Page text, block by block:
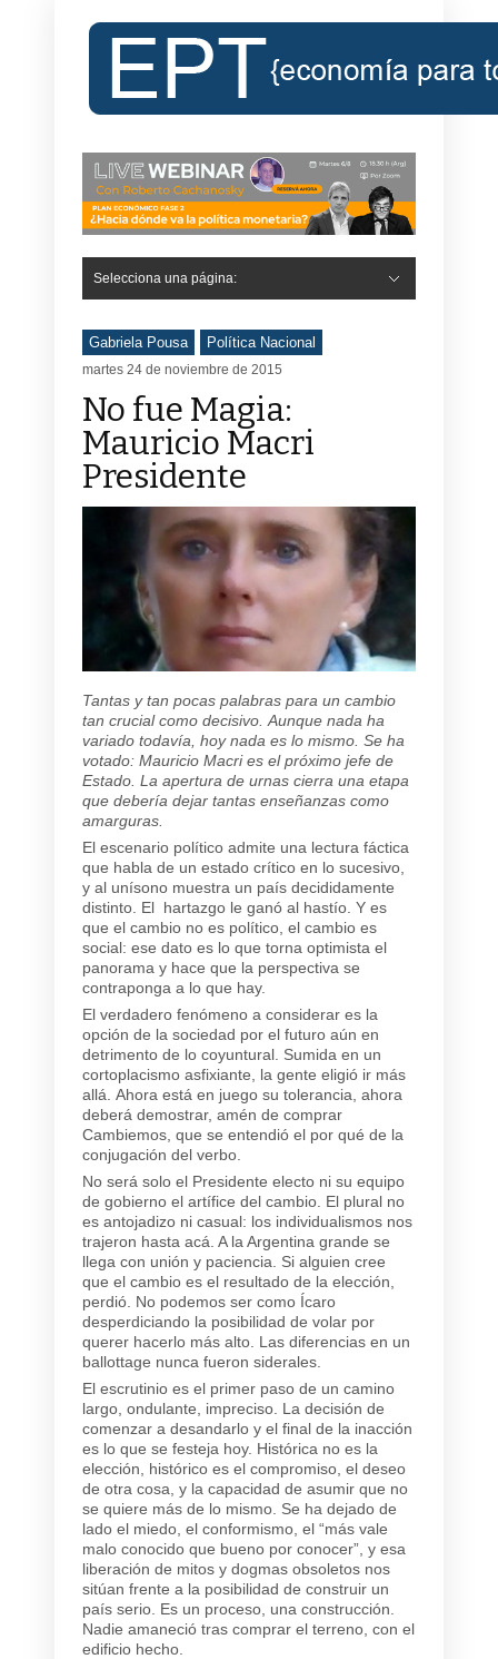
Selecciona una página:
Gabriela Pousa Política Nacional
martes 24 de noviembre de 2015
No fue Magia:
Mauricio Macri
Presidente
Tantas y tan pocas palabras para un cambio
tan crucial como decisivo. Aunque nada ha
variado todavía, hoy nada es lo mismo. Se ha
votado: Mauricio Macri es el próximo jefe de
Estado. La apertura de urnas cierra una etapa
que debería dejar tantas enseñanzas como
amarguras.
El escenario político admite una lectura fáctica
que habla de un estado crítico en lo sucesivo,
y al unísono muestra un país decididamente
distinto . El hartazgo le ganó al hastío. Y es
que el cambio no es político, el cambio es
social: ese dato es lo que torna optimista el
panorama y hace que la perspectiva se
contraponga a lo que hay.
El verdadero fenómeno a considerar es la
opción de la sociedad por el futuro aún en
detrimento de lo coyuntural. Sumida en un
cortoplacismo asfixiante, la gente eligió ir más
allá. Ahora está en juego su tolerancia, ahora
deberá demostrar, amén de comprar
Cambiemos, que se entendió el por qué de la
conjugación del verbo.
No será solo el Presidente electo ni su equipo
de gobierno el artífice del cambio El plural no
es antojadizo ni casual: los individualismos nos
trajeron hasta acá. A la Argentina grande se
llega con unión y paciencia. Si alguien cree
que el cambio es el resultado de la elección,
perdió . No podemos ser como Ícaro
desperdiciando la posibilidad de volar por
querer hacerlo más alto. Las diferencias en un
ballottage nunca fueron siderales.
El escrutinio es el primer paso de un camino
largo, ondulante, impreciso. La decisión de
comenzar a desandarlo y el final de la inacción
es lo que se festeja hoy. Histórica no es la
elección, histórico es el compromiso, el deseo
de otra cosa, y la capacidad de asumir que no
se quiere más de lo mismo. Se ha dejado de
lado el miedo, el conformismo, el “más vale
malo conocido que bueno por conocer” , y esa
liberación de mitos y dogmas obsoletos nos
sitúan frente a la posibilidad de construir un
país serio. Es un proceso, una construcción.
Nadie amaneció tras comprar el terreno, con el
edificio hecho.